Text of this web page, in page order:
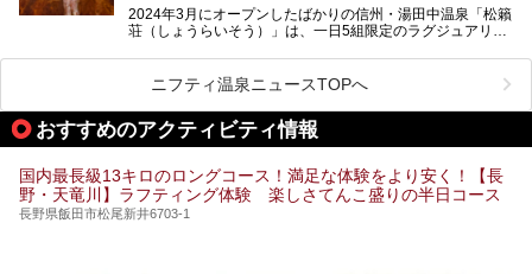
クセス方法も順に紹介します。
2024年3月にオープンしたばかりの信州・湯田中温泉「松籟
荘（しょうらいそう）」は、一日5組限定のラグジュアリー
ライベートに楽しめる非日常感が味わえます。また宿泊者は
道向かいの「よろづや」の大浴場「桃山風呂」や共同浴場の
「湯田中大湯」も利用ができます。
極上のお湯に浸り上質なお料理に舌鼓、特別な日に泊まりた
い湯田中温泉「松籟荘」を、実際に宿泊した目線で紹介しま
ニフティ温泉ニュースTOPへ
おすすめのアクティビティ情報
国内最長級13キロのロングコース！満足な体験をより安く！【長
野・天竜川】ラフティング体験 楽しさてんこ盛りの半日コース
長野県飯田市松尾新井6703-1